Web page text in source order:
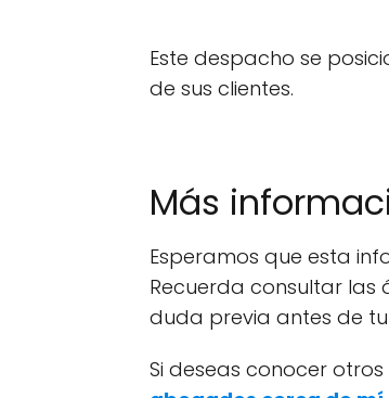
Este despacho se
de sus clientes.
Más
Esperamos que esta
Recuerda consultar las
duda previa antes de
Si deseas conocer otros